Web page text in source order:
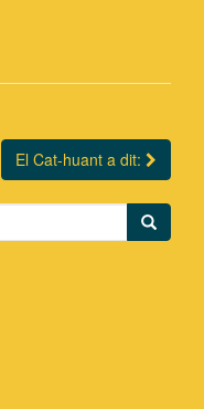
El Cat-huant a dit: